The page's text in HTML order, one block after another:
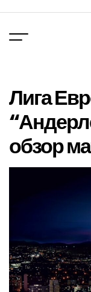
вмісту
Лига
обзор